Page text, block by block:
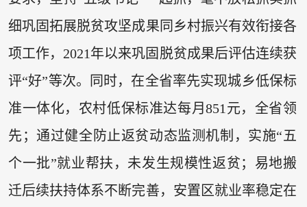
细巩固拓展脱贫攻坚成果同乡村振兴有效衔接各
项工作，2021年以来巩固脱贫成果后评估连续获
评“好”等次。同时，在全省率先实现城乡低保标
准一体化，农村低保标准达每月851元，全省领
先；通过健全防止返贫动态监测机制，实施“五
个一批”就业帮扶，未发生规模性返贫；易地搬
迁后续扶持体系不断完善，安置区就业率稳定在